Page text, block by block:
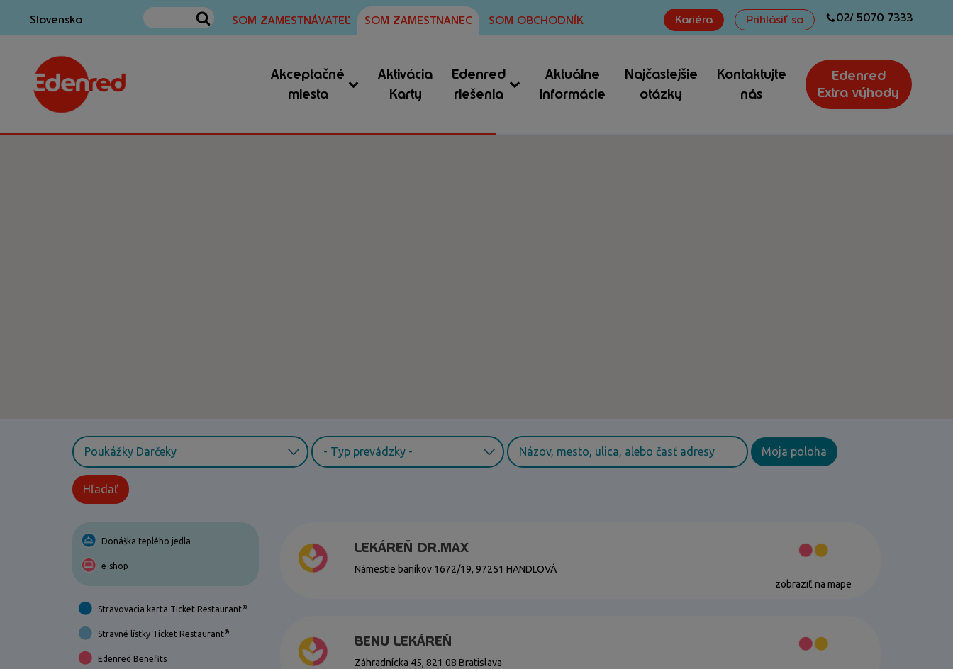
Slovensko SOM ZAMESTNÁVATEĽ SOM ZAMESTNANEC SOM OBCHODNÍK Kariéra Prihlásiť sa 02/ 5070 7333
Akceptačné
miesta
Aktivácia
Karty
Edenred
riešenia
Aktuálne
informácie
Najčastejšie
otázky
Kontaktujte
nás
Edenred
Extra výhody
Moja poloha
Hľadať
Donáška teplého jedla
e-shop
Stravovacia karta Ticket Restaurant®
Stravné lístky Ticket Restaurant®
Edenred Benefits
LEKÁREŇ DR.MAX
Námestie baníkov 1672/19, 97251 HANDLOVÁ
zobraziť na mape
BENU LEKÁREŇ
Záhradnícka 45, 821 08 Bratislava